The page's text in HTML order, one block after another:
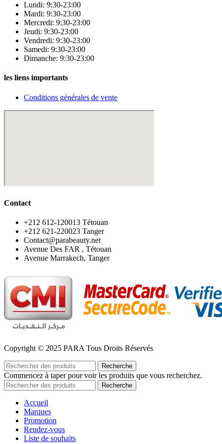
Lundi: 9:30-23:00
Mardi: 9:30-23:00
Mercredi: 9:30-23:00
Jeudi: 9:30-23:00
Vendredi: 9:30-23:00
Samedi: 9:30-23:00
Dimanche: 9:30-23:00
les liens importants
Conditions générales de vente
Contact
‪+212 612-120013 Tétouan
‪+212 621-220023 Tanger
Contact@parabeauty.net
Avenue Des FAR , Tétouan
Avenue Marrakech, Tanger
Copyright © 2025 PARA Tous Droits Réservés
Recherche
Commencez à taper pour voir les produits que vous recherchez.
Recherche
Accueil
Marques
Promotion
Rendez-vous
Liste de souhaits